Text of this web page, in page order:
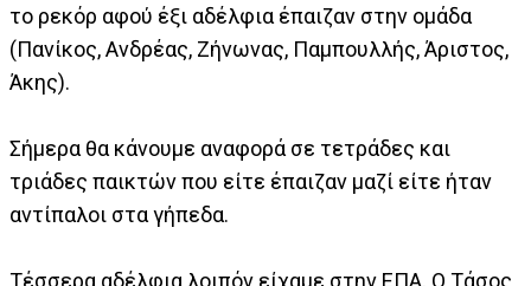
το ρεκόρ αφού έξι αδέλφια έπαιζαν στην ομάδα
(Πανίκος, Ανδρέας, Ζήνωνας, Παμπουλλής, Άριστος,
Άκης).
Σήμερα θα κάνουμε αναφορά σε τετράδες και
τριάδες παικτών που είτε έπαιζαν μαζί είτε ήταν
αντίπαλοι στα γήπεδα.
Τέσσερα αδέλφια λοιπόν είχαμε στην ΕΠΑ. Ο Τάσος